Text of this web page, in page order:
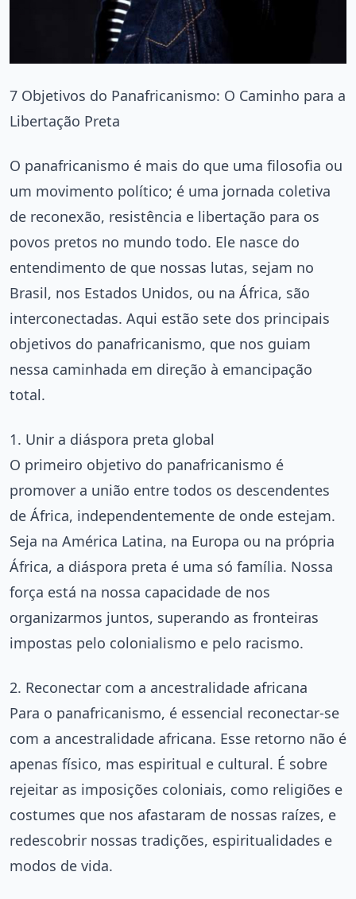
7 Objetivos do Panafricanismo: O Caminho para a
Libertação Preta
O panafricanismo é mais do que uma filosofia ou
um movimento político; é uma jornada coletiva
de reconexão, resistência e libertação para os
povos pretos no mundo todo. Ele nasce do
entendimento de que nossas lutas, sejam no
Brasil, nos Estados Unidos, ou na África, são
interconectadas. Aqui estão sete dos principais
objetivos do panafricanismo, que nos guiam
nessa caminhada em direção à emancipação
total.
1. Unir a diáspora preta global
O primeiro objetivo do panafricanismo é
promover a união entre todos os descendentes
de África, independentemente de onde estejam.
Seja na América Latina, na Europa ou na própria
África, a diáspora preta é uma só família. Nossa
força está na nossa capacidade de nos
organizarmos juntos, superando as fronteiras
impostas pelo colonialismo e pelo racismo.
2. Reconectar com a ancestralidade africana
Para o panafricanismo, é essencial reconectar-se
com a ancestralidade africana. Esse retorno não é
apenas físico, mas espiritual e cultural. É sobre
rejeitar as imposições coloniais, como religiões e
costumes que nos afastaram de nossas raízes, e
redescobrir nossas tradições, espiritualidades e
modos de vida.